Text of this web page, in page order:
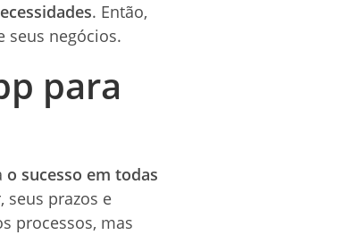
. Então,
seus negócios.
para
o sucesso em todas
seus prazos e
processos, mas